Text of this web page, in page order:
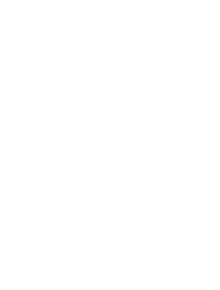
gut behandelt? Die